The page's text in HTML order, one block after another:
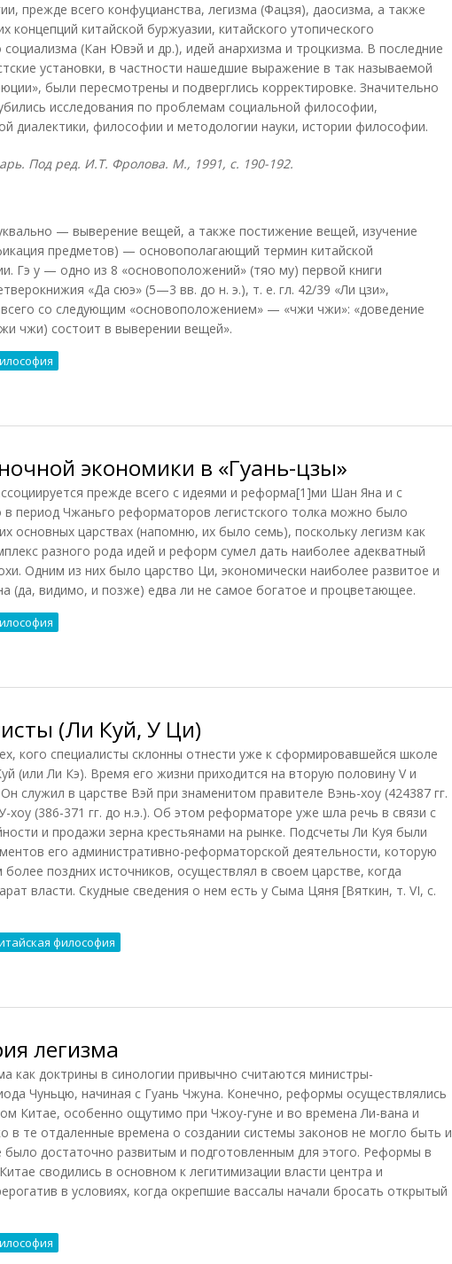
прежде всего конфуцианства, легизма (Фацзя), даосизма, а также
концепций китайской буржуазии, китайского утопического
(Кан Ювэй и др.), идей анархизма и троцкизма. В последние
установки, в частности нашедшие выражение в так называемой
были пересмотрены и подверглись корректировке. Значительно
исследования по проблемам социальной философии,
диалектики, философии и методологии науки, истории философии.
Под ред. И.Т. Фролова. М., 1991, с. 190-192.
— выверение вещей, а также постижение вещей, изучение
предметов) — основополагающий термин китайской
Гэ у — одно из 8 «основоположений» (тяо му) первой книги
«Да сюэ» (5—3 вв. до н. э.), т. е. гл. 42/39 «Ли цзи»,
со следующим «основоположением» — «чжи чжи»: «доведение
чжи) состоит в выверении вещей».
экономики в «Гуань-цзы»
прежде всего с идеями и реформа[1]ми Шан Яна и с
период Чжаньго реформаторов легистского толка можно было
основных царствах (напомню, их было семь), поскольку легизм как
разного рода идей и реформ сумел дать наиболее адекватный
Одним из них было царство Ци, экономически наиболее развитое и
(да, видимо, и позже) едва ли не самое богатое и процветающее.
(Ли Куй, У Ци)
кого специалисты склонны отнести уже к сформировавшейся школе
(или Ли Кэ). Время его жизни приходится на вторую половину V и
служил в царстве Вэй при знаменитом правителе Вэнь-хоу (424387 гг.
хоу (386-371 гг. до н.э.). Об этом реформаторе уже шла речь в связи с
и продажи зерна крестьянами на рынке. Подсчеты Ли Куя были
его административно-реформаторской деятельности, которую
поздних источников, осуществлял в своем царстве, когда
власти. Скудные сведения о нем есть у Сыма Цяня [Вяткин, т. VI, с.
философия
легизма
как доктрины в синологии привычно считаются министры-
Чуньцю, начиная с Гуань Чжуна. Конечно, реформы осуществлялись
Китае, особенно ощутимо при Чжоу-гуне и во времена Ли-вана и
в те отдаленные времена о создании системы законов не могло быть и
достаточно развитым и подготовленным для этого. Реформы в
сводились в основном к легитимизации власти центра и
в условиях, когда окрепшие вассалы начали бросать открытый